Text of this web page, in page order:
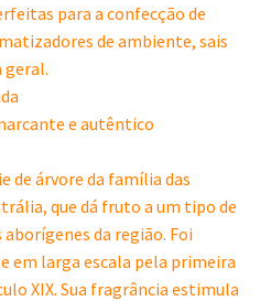
para a confecção de
de ambiente, sais
geral.
e autêntico
de árvore da família das
que dá fruto a um tipo de
da região. Foi
em larga escala pela primeira
XIX. Sua fragrância estimula